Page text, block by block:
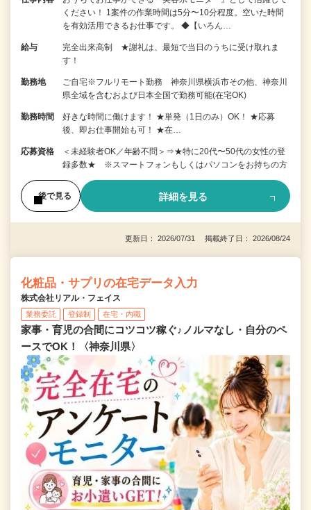
ください！ 1案件の作業時間は5分〜10分程度。空いた時間
を有効活用できるお仕事です。 ◆【いろん…
給与
完全出来高制 ★謝礼は、最短で当日のうちに受け取れま
す！
勤務地
ご自宅※フルリモート勤務 神奈川県横浜市その他、神奈川
県全域を含むおよび日本全国で勤務可能(在宅OK)
勤務時間
好きな時間に働けます！ ★単発（1日のみ）OK！ ★応募
後、即お仕事開始も可！ ★在…
応募資格
＜未経験者OK／年齢不問＞⇒★特に20代〜50代の女性の登
録多数★ ※スマートフォンもしくはパソコンをお持ちの方
後で見る 詳細を見る
更新日： 2026/07/31 掲載終了日： 2026/08/24
化粧品・サプリの在宅データ入力
株式会社リアル・フェイス
業務委託 登録制 在宅・内職
家事・育児の合間にコツコツ稼ぐ♪ノルマなし・自分のペ
ースでOK！〈神奈川県〉